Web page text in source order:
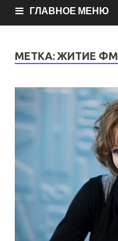
ГЛАВНОЕ МЕНЮ
МЕТКА: ЖИТИЕ ФМ